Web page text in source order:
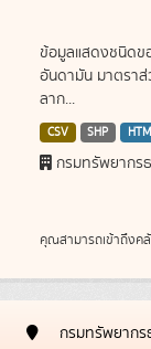
ข้อมูลแสดงชนิดข
อันดามัน มาตราส่
ลาก...
CSV SHP
กรมทรัพยากร
คุณสามารถเข้าถึงค
กรมทรัพยากร